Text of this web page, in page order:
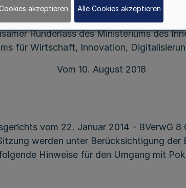
(Pokererlass)
Runderlass des Ministeriums des
für Wirtschaft, Innovation,
Vom 10. August 2018
vom 22. Januar 2014 - BVerwG 8
werden unter Berücksichtigung
Hinweise für den Umgang mit
akzeptieren Alle Cookies akzeptieren